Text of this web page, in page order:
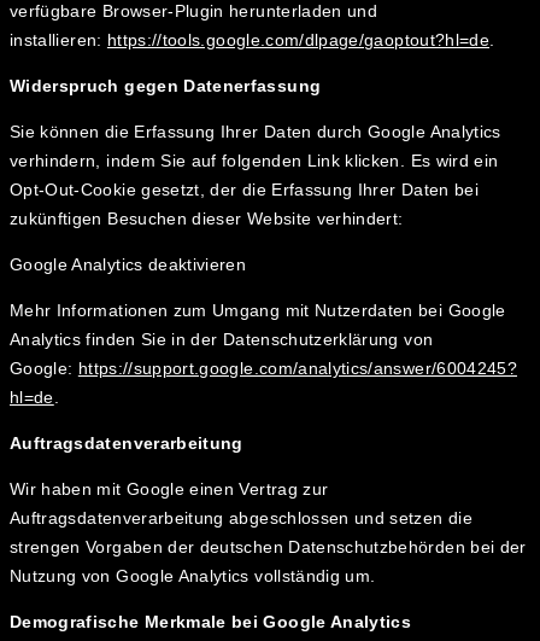
verfügbare Browser-Plugin herunterladen und
installieren: https://tools.google.com/dlpage/gaoptout?hl=de
Widerspruch gegen Datenerfassung
Sie können die Erfassung Ihrer Daten durch Google Analytics
verhindern, indem Sie auf folgenden Link klicken. Es wird ein
Opt-Out-Cookie gesetzt, der die Erfassung Ihrer Daten bei
zukünftigen Besuchen dieser Website verhindert:
Google Analytics deaktivieren
Mehr Informationen zum Umgang mit Nutzerdaten bei Google
Analytics finden Sie in der Datenschutzerklärung von
Google: https://support.google.com/analytics/answer/6004245?
hl=de
Auftragsdatenverarbeitung
Wir haben mit Google einen Vertrag zur
Auftragsdatenverarbeitung abgeschlossen und setzen die
strengen Vorgaben der deutschen Datenschutzbehörden bei der
Nutzung von Google Analytics vollständig um.
Demografische Merkmale bei Google Analytics